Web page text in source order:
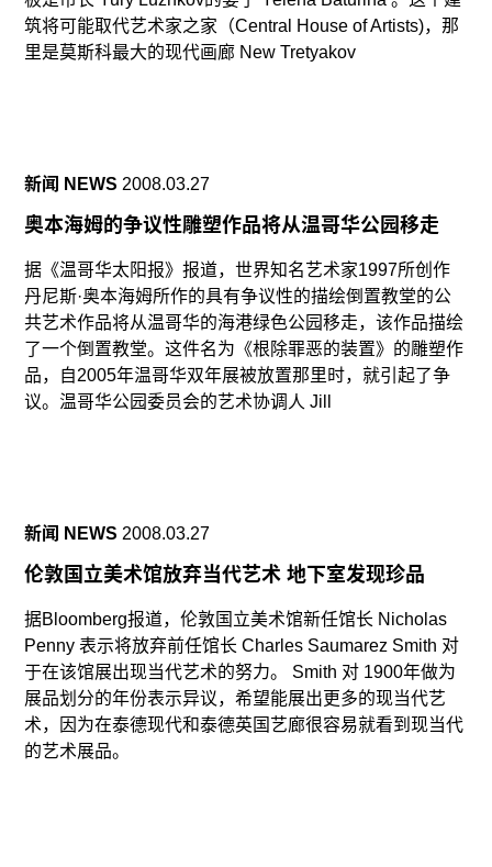
筑将可能取代艺术家之家（Central House of Artists)，那
里是莫斯科最大的现代画廊 New Tretyakov
新闻 NEWS 2008.03.27
奥本海姆的争议性雕塑作品将从温哥华公园移走
据《温哥华太阳报》报道，世界知名艺术家1997所创作
丹尼斯·奥本海姆所作的具有争议性的描绘倒置教堂的公
共艺术作品将从温哥华的海港绿色公园移走，该作品描绘
了一个倒置教堂。这件名为《根除罪恶的装置》的雕塑作
品，自2005年温哥华双年展被放置那里时，就引起了争
议。温哥华公园委员会的艺术协调人 Jill
新闻 NEWS 2008.03.27
伦敦国立美术馆放弃当代艺术 地下室发现珍品
据Bloomberg报道，伦敦国立美术馆新任馆长 Nicholas
Penny 表示将放弃前任馆长 Charles Saumarez Smith 对
于在该馆展出现当代艺术的努力。 Smith 对 1900年做为
展品划分的年份表示异议，希望能展出更多的现当代艺
术，因为在泰德现代和泰德英国艺廊很容易就看到现当代
的艺术展品。